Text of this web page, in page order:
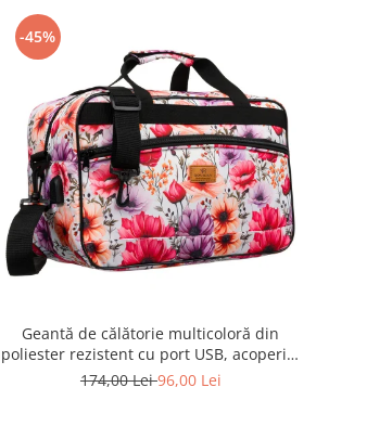
-45%
Geantă de călătorie multicoloră din
poliester rezistent cu port USB, acoperită
cu un model vegetal - Rovicky PTR-R-
174,00 Lei96,00 Lei